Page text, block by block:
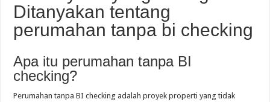
Ditanyakan tentang
perumahan tanpa bi checking
Apa itu perumahan tanpa BI
checking?
Perumahan tanpa BI checking adalah proyek properti yang tidak